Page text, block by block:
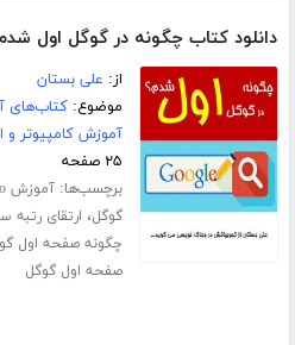
دانلود کتاب چگونه در گوگل اول
از: علی بستان
موضوع:کتاب‌های
آموزش کامپیوتر و
۲۵ صفحه
برچسب‌ها:آموزش seo
گوگل، ارتقای رتبه
چگونه صفحه اول
صفحه اول گوگل